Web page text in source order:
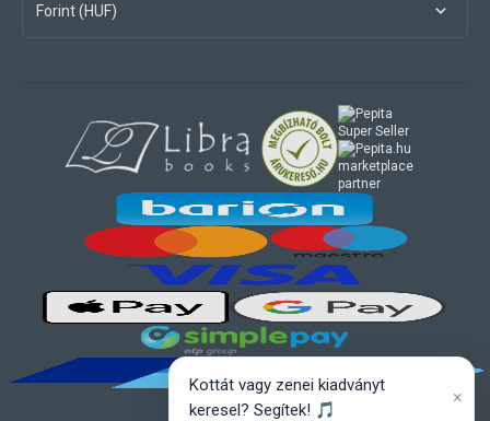
Forint (HUF)
marketplace
partner
Kottát vagy zenei kiadványt
keresel? Segítek! 🎵
×